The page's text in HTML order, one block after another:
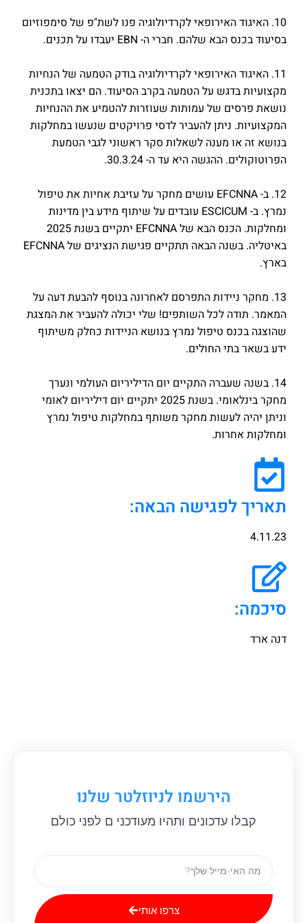
10. האיגוד האירופאי לקרדיולוגיה פנו לשת"פ של סימפוזיום
בסיעוד בכנס הבא שלהם. חברי ה- EBN יעבדו על תכנים.
11. האיגוד האירופאי לקרדיולוגיה בודק הטמעה של הנחיות
מקצועיות בדגש על הטמעה בקרב הסיעוד. הם יצאו בתכנית
נושאת פרסים של עמותות שעוזרות להטמיע את ההנחיות
המקצועיות. ניתן להעביר לדסי פרויקטים שנעשו במחלקות
בנושא זה או מענה לשאלות סקר ראשוני לגבי הטמעת
הפרוטוקולים. ההגשה היא עד ה- 30.3.24.
12. ב- EFCNNA עושים מחקר על עזיבת אחיות את טיפול
נמרץ. ב- ESCICUM עובדים על שיתוף מידע בין מדינות
ומחלקות. הכנס הבא של EFCNNA יתקיים בשנת 2025
באיטליה. בשנה הבאה תתקיים פגישת הנציגים של EFCNNA
בארץ.
13. מחקר ניידות התפרסם לאחרונה בנוסף להבעת דעה על
המאמר. תודה לכל השותפים! שלי יכולה להעביר את המצגת
שהוצגה בכנס טיפול נמרץ בנושא הניידות כחלק משיתוף
ידע בשאר בתי החולים.
14. בשנה שעברה התקיים יום הדיליריום העולמי ונערך
מחקר בינלאומי. בשנת 2025 יתקיים יום דיליריום לאומי
וניתן יהיה לעשות מחקר משותף במחלקות טיפול נמרץ
ומחלקות אחרות.
תאריך לפגישה הבאה:
4.11.23
סיכמה:
דנה ארד
הירשמו לניוזלטר שלנו
קבלו עדכונים ותהיו מעודכני ם לפני כולם
צרפו אותי